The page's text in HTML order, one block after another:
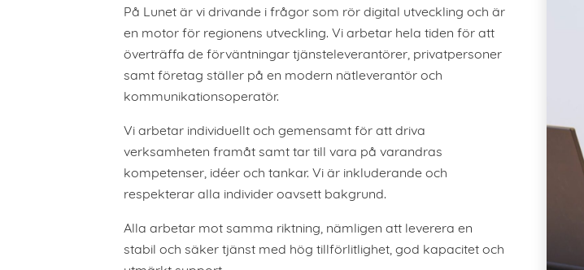
På Lunet är vi drivande i frågor som rör digital utveckling och är
en motor för regionens utveckling. Vi arbetar hela tiden för att
överträffa de förväntningar tjänsteleverantörer, privatpersoner
samt företag ställer på en modern nätleverantör och
kommunikationsoperatör.
Vi arbetar individuellt och gemensamt för att driva
verksamheten framåt samt tar till vara på varandras
kompetenser, idéer och tankar. Vi är inkluderande och
respekterar alla individer oavsett bakgrund.
Alla arbetar mot samma riktning, nämligen att leverera en
stabil och säker tjänst med hög tillförlitlighet, god kapacitet och